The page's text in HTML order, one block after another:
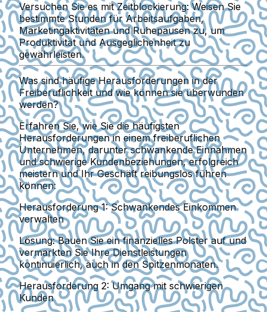
Versuchen Sie es mit Zeitblockierung: Weisen Sie
bestimmte Stunden für Arbeitsaufgaben,
Marketingaktivitäten und Ruhepausen zu, um
Produktivität und Ausgeglichenheit zu
gewährleisten.
Was sind häufige Herausforderungen in der
Freiberuflichkeit und wie können sie überwunden
werden?
Erfahren Sie, wie Sie die häufigsten
Herausforderungen in einem freiberuflichen
Unternehmen, darunter schwankende Einnahmen
und schwierige Kundenbeziehungen, erfolgreich
meistern und Ihr Geschäft reibungslos führen
können:
Herausforderung 1: Schwankendes Einkommen
verwalten
Lösung:Bauen Sie ein finanzielles Polster auf und
vermarkten Sie Ihre Dienstleistungen
kontinuierlich, auch in den Spitzenmonaten.
Herausforderung 2: Umgang mit schwierigen
Kunden